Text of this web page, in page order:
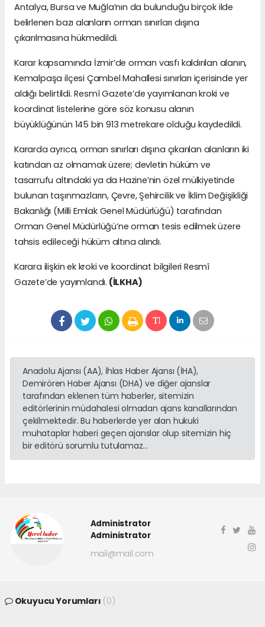
Antalya, Bursa ve Muğla’nın da bulunduğu birçok ilde
belirlenen bazı alanların orman sınırları dışına
çıkarılmasına hükmedildi.
Karar kapsamında İzmir’de orman vasfı kaldırılan alanın,
Kemalpaşa ilçesi Çambel Mahallesi sınırları içerisinde yer
aldığı belirtildi. Resmî Gazete’de yayımlanan kroki ve
koordinat listelerine göre söz konusu alanın
büyüklüğünün 145 bin 913 metrekare olduğu kaydedildi.
Kararda ayrıca, orman sınırları dışına çıkarılan alanların iki
katından az olmamak üzere; devletin hüküm ve
tasarrufu altındaki ya da Hazine’nin özel mülkiyetinde
bulunan taşınmazların, Çevre, Şehircilik ve İklim Değişikliği
Bakanlığı (Milli Emlak Genel Müdürlüğü) tarafından
Orman Genel Müdürlüğü’ne orman tesis edilmek üzere
tahsis edileceği hüküm altına alındı.
Karara ilişkin ek kroki ve koordinat bilgileri Resmî
Gazete’de yayımlandı. (İLKHA)
Anadolu Ajansı (AA), İhlas Haber Ajansı (İHA),
Demirören Haber Ajansı (DHA) ve diğer ajanslar
tarafından eklenen tüm haberler, sitemizin
editörlerinin müdahalesi olmadan ajans kanallarından
çekilmektedir. Bu haberlerde yer alan hukuki
muhataplar haberi geçen ajanslar olup sitemizin hiç
bir editörü sorumlu tutulamaz...
Administrator
Administrator
mail@mail.com
Okuyucu Yorumları (0)